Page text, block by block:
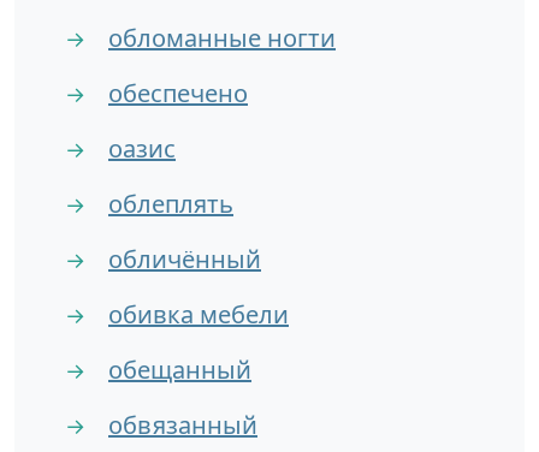
→ обломанные ногти
→ обеспечено
→ оазис
→ облеплять
→ обличённый
→ обивка мебели
→ обещанный
→ обвязанный